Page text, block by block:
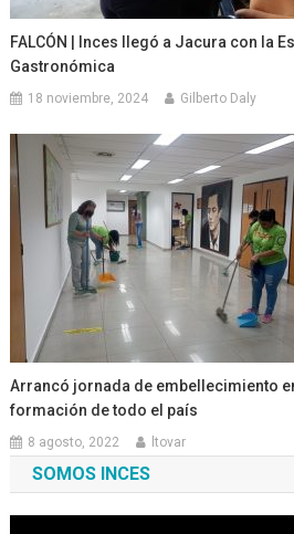
FALCÓN | Inces llegó a Jacura con la
Gastronómica
18 noviembre, 2024 Gilberto Daly
Arrancó jornada de embellecimiento
formación de todo el país
8 agosto, 2022 ltovar
SOMOS INCES